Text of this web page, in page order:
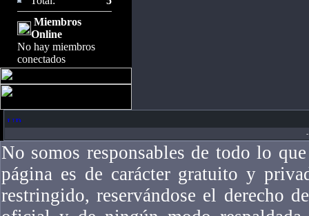
Miembros
Online
No hay miembros
conectados
No somos responsables de todo lo
página es de carácter gratuito y
restringido, reservándose el derecho